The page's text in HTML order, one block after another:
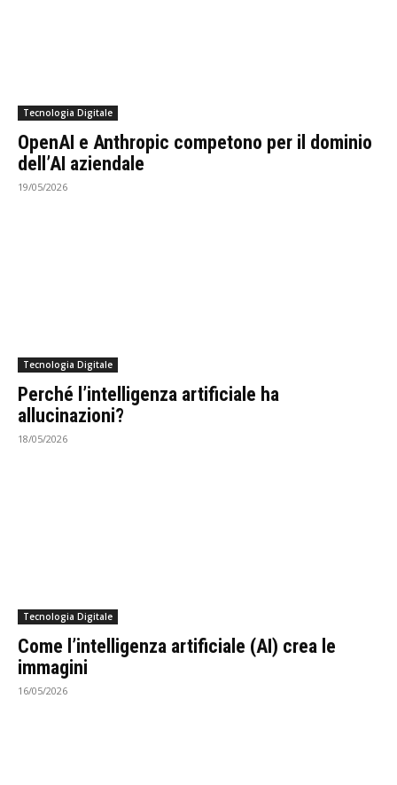
Tecnologia Digitale
OpenAI e Anthropic competono per il dominio
dell’AI aziendale
19/05/2026
Tecnologia Digitale
Perché l’intelligenza artificiale ha
allucinazioni?
18/05/2026
Tecnologia Digitale
Come l’intelligenza artificiale (AI) crea le
immagini
16/05/2026